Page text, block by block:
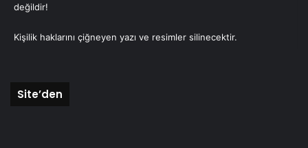
değildir!
Kişilik haklarını çiğneyen yazı ve resimler silinecektir.
Site’den